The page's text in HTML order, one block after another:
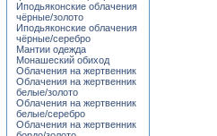
Иподьяконские облачения
чёрные/золото
Иподьяконские облачения
чёрные/серебро
Мантии одежда
Монашеский обиход
Облачения на жертвенник
Облачения на жертвенник
белые/золото
Облачения на жертвенник
белые/серебро
Облачения на жертвенник